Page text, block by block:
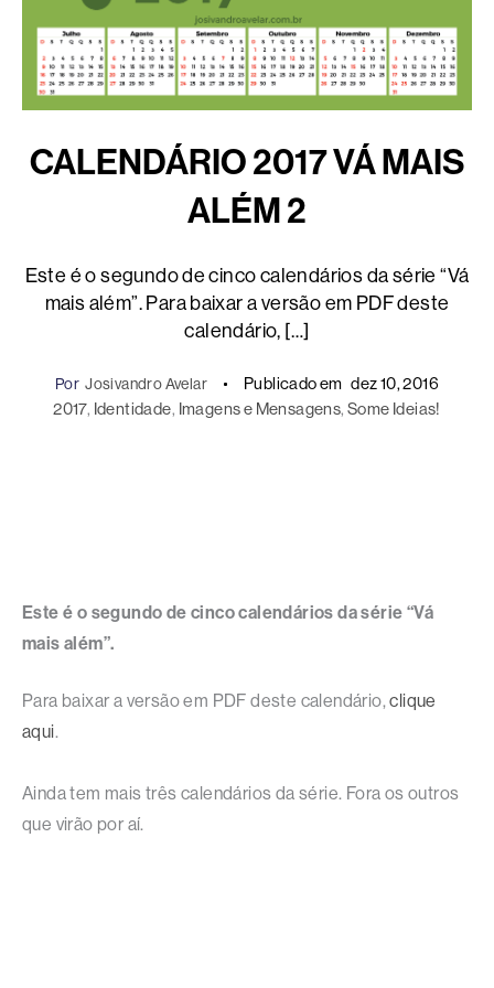
CALENDÁRIO 2017 VÁ MAIS
ALÉM 2
Este é o segundo de cinco calendários da série “Vá
mais além”. Para baixar a versão em PDF deste
calendário, […]
Por Josivandro Avelar Publicado em dez 10, 2016
2017, Identidade, Imagens e Mensagens, Some Ideias!
Este é o segundo de cinco calendários da série “Vá
mais além”.
Para baixar a versão em PDF deste calendário,clique
aqui.
Ainda tem mais três calendários da série. Fora os outros
que virão por aí.